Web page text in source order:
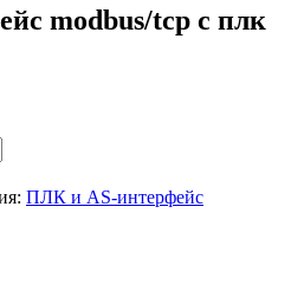
modbus/tcp с плк
ПЛК и AS-интерфейс